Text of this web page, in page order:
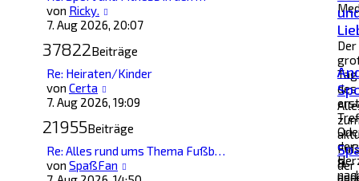
von Ricky.
Beitrag
7. Aug 2026, 20:07
Der
Tag
des
der
37822Beiträge
Re: Heiraten/Kinder
von Certa
Beitrag
7. Aug 2026, 19:09
&
21955Beiträge
Re: Alles rund ums Thema Fußb…
von SpaßFan
der